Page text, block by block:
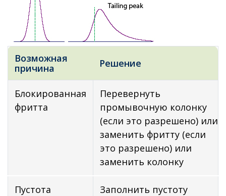
Возможная
причина
Решение
Блокированная
фритта
Перевернуть
промывочную колонку
(если это разрешено) или
заменить фритту (если
это разрешено) или
заменить колонку
Пустота
Заполнить пустоту